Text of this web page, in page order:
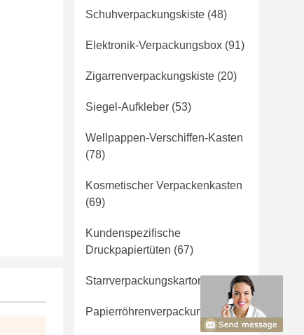
Schuhverpackungskiste (48)
Elektronik-Verpackungsbox (91)
Zigarrenverpackungskiste (20)
Siegel-Aufkleber (53)
Wellpappen-Verschiffen-Kasten
(78)
Kosmetischer Verpackenkasten
(69)
Kundenspezifische
Druckpapiertüten (67)
Starrverpackungskarton
Papierröhrenverpackung (36)